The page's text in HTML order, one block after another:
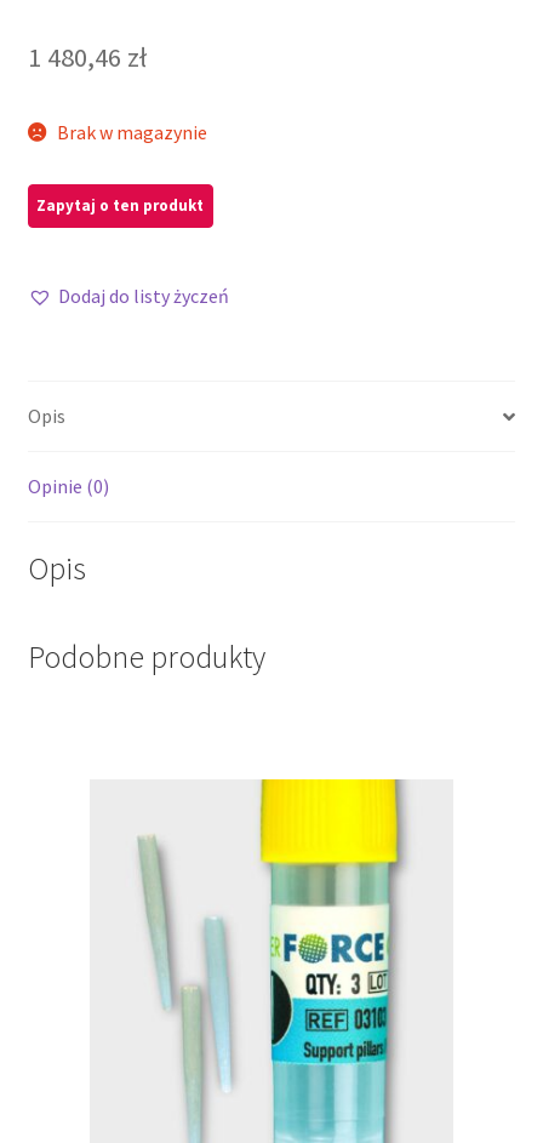
1 480,46 zł
Brak w magazynie
Dodaj do listy życzeń
Opis
Opinie (0)
Opis
Podobne produkty